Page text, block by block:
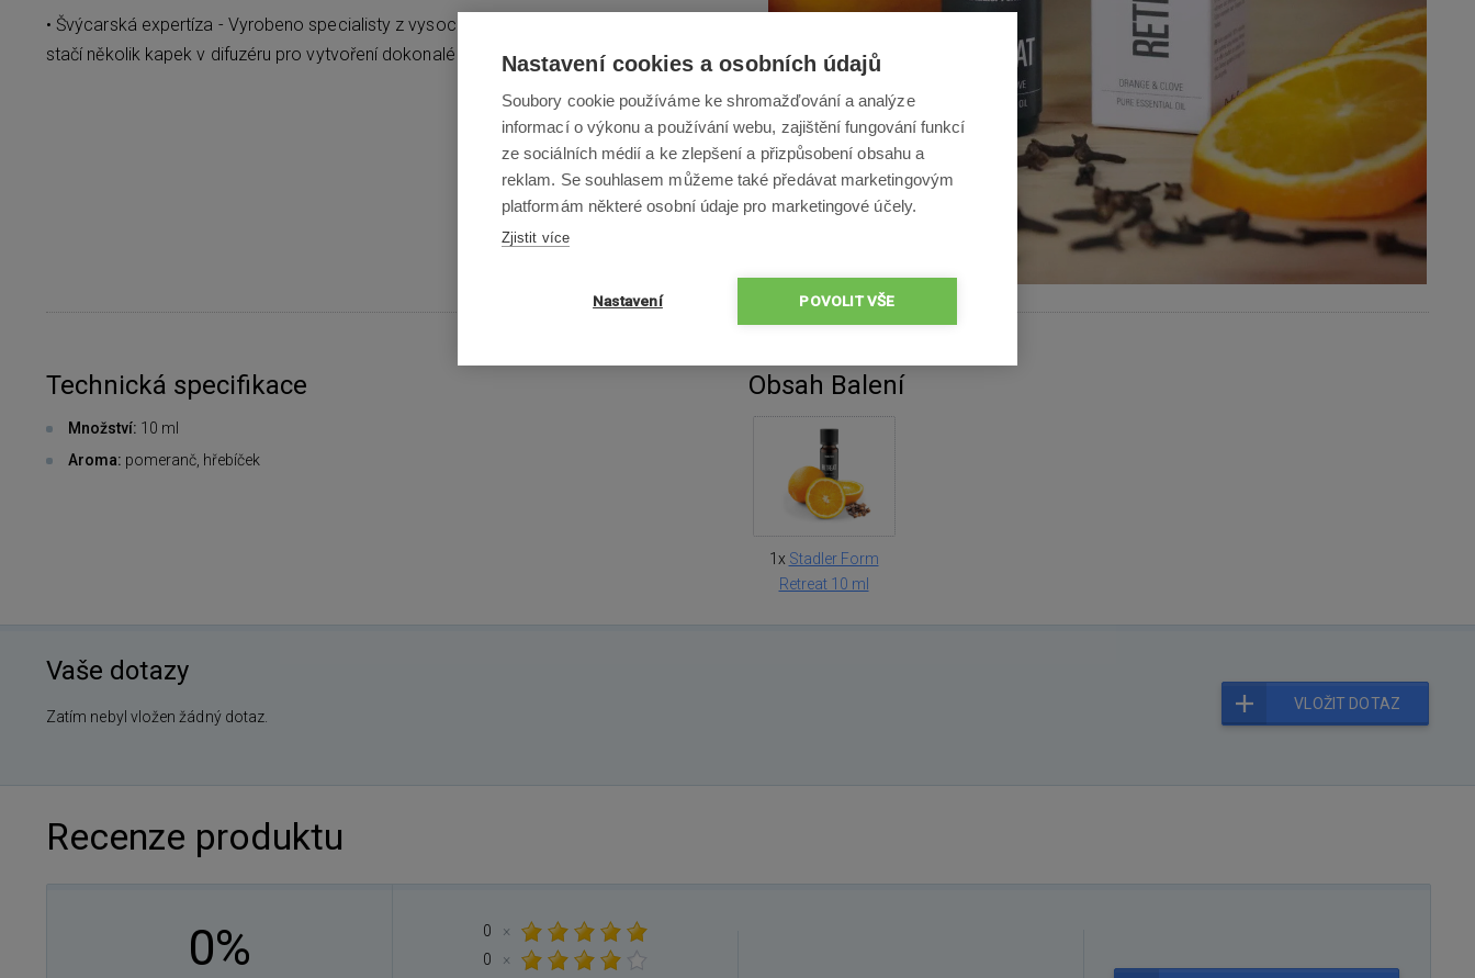
• Švýcarská expertíza - Vyrobeno specialisty z vysoce kvalitních rostlinných esencí,
stačí několik kapek v difuzéru pro vytvoření dokonalé atmosféry
Technická specifikace
Množství: 10 ml
Aroma: pomeranč, hřebíček
Obsah Balení
1x Stadler Form
Retreat 10 ml
Vaše dotazy
VLOŽIT DOTAZ
Zatím nebyl vložen žádný dotaz.
Recenze produktu
0% 0
×
0
×
Nastavení cookies a osobních údajů
Soubory cookie používáme ke shromažďování a analýze
informací o výkonu a používání webu, zajištění fungování funkcí
ze sociálních médií a ke zlepšení a přizpůsobení obsahu a
reklam. Se souhlasem můžeme také předávat marketingovým
platformám některé osobní údaje pro marketingové účely.
Zjistit více
Nastavení POVOLIT VŠE